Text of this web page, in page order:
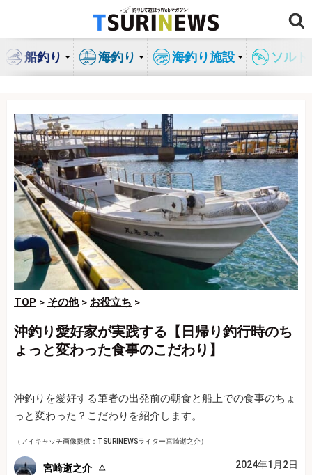
ン
船釣り 海釣り 海釣り施設 ソル
TOP > その他> お役立ち >
沖釣り愛好家が実践する【日帰り釣行時のち
ょっと変わった食事のこだわり】
沖釣りを愛好する筆者の出発前の朝食と船上での食事のちょ
っと変わった？こだわりを紹介します。
（アイキャッチ画像提供：TSURINEWSライター宮崎逝之介）
宮崎逝之介 2024年1月2日